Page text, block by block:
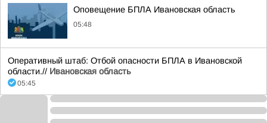
Оповещение БПЛА Ивановская область
05:48
Оперативный штаб: Отбой опасности БПЛА в Ивановской
области.// Ивановская область
05:45